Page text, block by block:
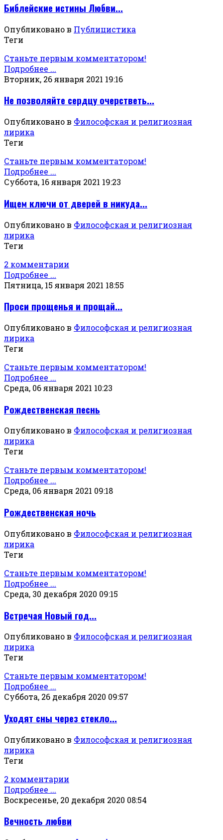
Библейские истины Любви...
Опубликовано в Публицистика
Теги
Станьте первым комментатором!
Подробнее ...
Вторник, 26 января 2021 19:16
Не позволяйте сердцу очерстветь...
Опубликовано в Философская и религиозная
лирика
Теги
Станьте первым комментатором!
Подробнее ...
Суббота, 16 января 2021 19:23
Ищем ключи от дверей в никуда...
Опубликовано в Философская и религиозная
лирика
Теги
2 комментарии
Подробнее ...
Пятница, 15 января 2021 18:55
Проси прощенья и прощай...
Опубликовано в Философская и религиозная
лирика
Теги
Станьте первым комментатором!
Подробнее ...
Среда, 06 января 2021 10:23
Рождественская песнь
Опубликовано в Философская и религиозная
лирика
Теги
Станьте первым комментатором!
Подробнее ...
Среда, 06 января 2021 09:18
Рождественская ночь
Опубликовано в Философская и религиозная
лирика
Теги
Станьте первым комментатором!
Подробнее ...
Среда, 30 декабря 2020 09:15
Встречая Новый год...
Опубликовано в Философская и религиозная
лирика
Теги
Станьте первым комментатором!
Подробнее ...
Суббота, 26 декабря 2020 09:57
Уходят сны через стекло...
Опубликовано в Философская и религиозная
лирика
Теги
2 комментарии
Подробнее ...
Воскресенье, 20 декабря 2020 08:54
Вечность любви